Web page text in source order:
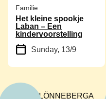
Familie
Het kleine spookje
Laban – Een
kindervoorstelling
Sunday, 13/9